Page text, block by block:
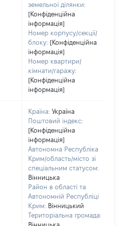
земельної ділянки:
[Конфіденційна
інформація]
Номер корпусу/секції/
блоку: [Конфіденційна
інформація]
Номер квартири/
кімнати/гаражу:
[Конфіденційна
інформація]
Країна: Україна
Поштовий індекс:
[Конфіденційна
інформація]
Автономна Республіка
Крим/область/місто зі
спеціальним статусом:
Вінницька
Район в області та
Автономній Республіці
Крим: Вінницький
Територіальна громада:
Вінницька